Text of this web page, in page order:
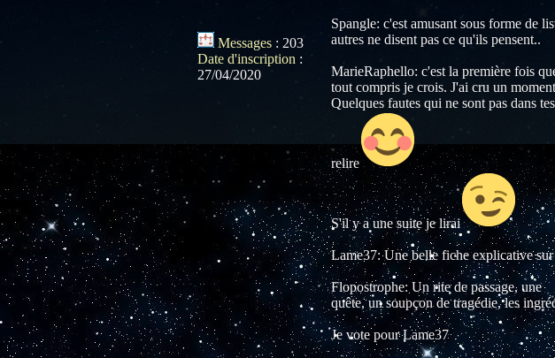
Messages : 203
Date d'inscription :
27/04/2020
Spangle: c'est amusant sous forme de
autres ne disent pas ce qu'ils pensent..
MarieRaphello: c'est la première fois
tout compris je crois. J'ai cru un
Quelques fautes qui ne sont pas dans
relire
S'il y a une suite je lirai
Lame37: Une belle fiche explicative sur
Flopostrophe: Un rite de passage, une
quête, un soupçon de tragédie, les
Je vote pour Lame37